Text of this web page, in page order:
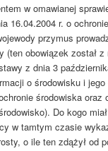
w omawianej
16.04.2004 r. o
przymus
(ten obowiązek został
z dnia 3
o środowisku i
środowiska oraz
Do kogo
w tamtym czasie
o ile ten zdążył od